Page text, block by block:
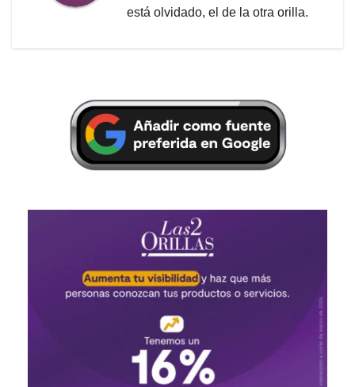
está olvidado, el de la otra orilla.